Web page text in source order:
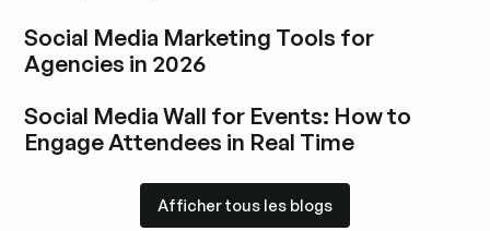
Social Media Marketing Tools for
Agencies in 2026
Social Media Wall for Events: How to
Engage Attendees in Real Time
Afficher tous les blogs